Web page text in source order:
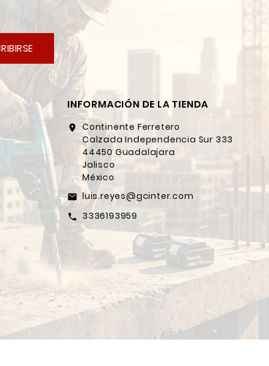
INFORMACIÓN DE LA TIENDA
location_on Continente Ferretero
Calzada Independencia Sur 333
44450 Guadalajara
Jalisco
México
email luis.reyes@gcinter.com
call 3336193959